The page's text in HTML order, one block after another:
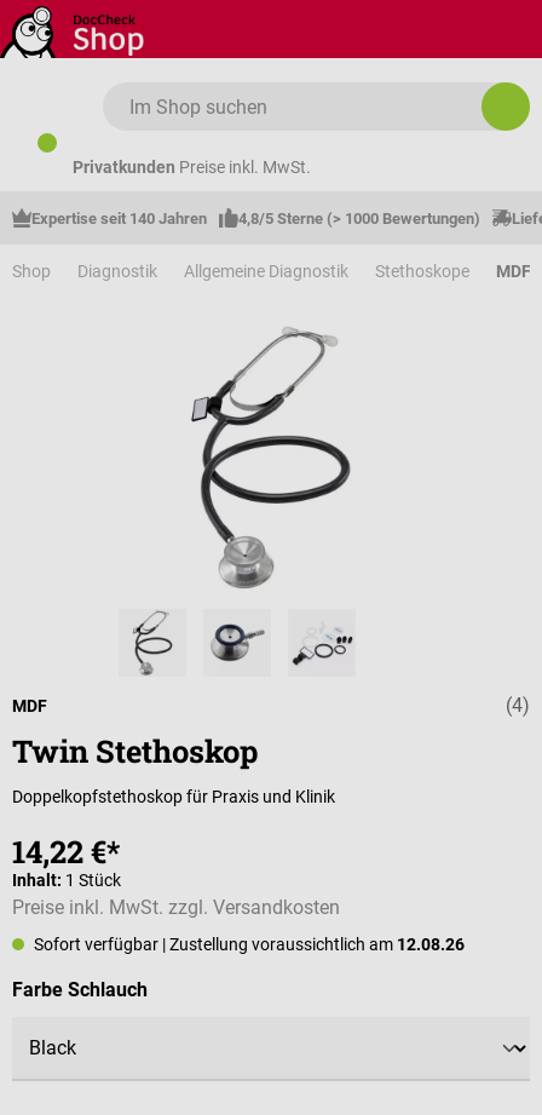
Zum Hauptinhalt springen
Privatkunden Preise inkl. MwSt.
Expertise seit 140 Jahren 4,8/5 Sterne (> 1000 Bewertungen)
Shop Diagnostik Allgemeine Diagnostik Stethoskope MDF
(4)
MDF
Twin Stethoskop
Doppelkopfstethoskop für Praxis und Klinik
14,22 €*
Inhalt: 1 Stück
Preise inkl. MwSt. zzgl. Versandkosten
Sofort verfügbar | Zustellung voraussichtlich am 12.08.26
Farbe Schlauchauswählen